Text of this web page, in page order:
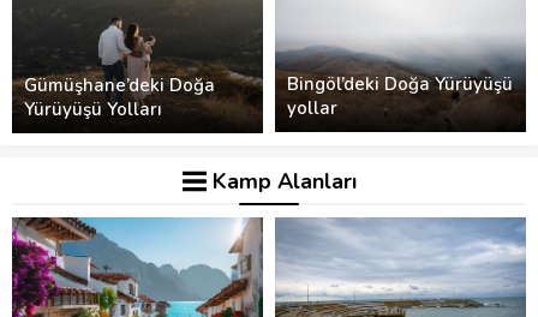
Gümüşhane’deki Doğa
Yürüyüşü Yolları
Bingöl’deki Doğa Yürüyüşü
yollar
Kamp Alanları